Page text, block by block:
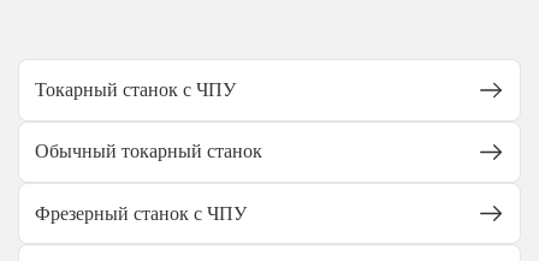
Токарный станок с ЧПУ
Обычный токарный станок
Фрезерный станок с ЧПУ